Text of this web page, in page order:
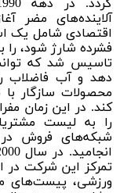
آلاینده‌های مضر
اقتصادی شامل یک
فشرده شارژ شود، را
تاسیس شد که
دهد و آب فاضلاب
محصولات سازگار
کند. در این زمان
را به لیست
شبکه‌های فروش در
تمرکز این شرکت در
ورزشی، پیست‌های